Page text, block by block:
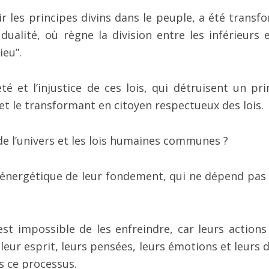
les principes divins dans le peuple, a été
où règne la division entre les inférieurs
et l’injustice de ces lois, qui détruisent un
le transformant en citoyen respectueux des lois.
l’univers et les lois humaines communes ?
de leur fondement, qui ne dépend pas
impossible de les enfreindre, car leurs
esprit, leurs pensées, leurs émotions et leurs
ce processus.